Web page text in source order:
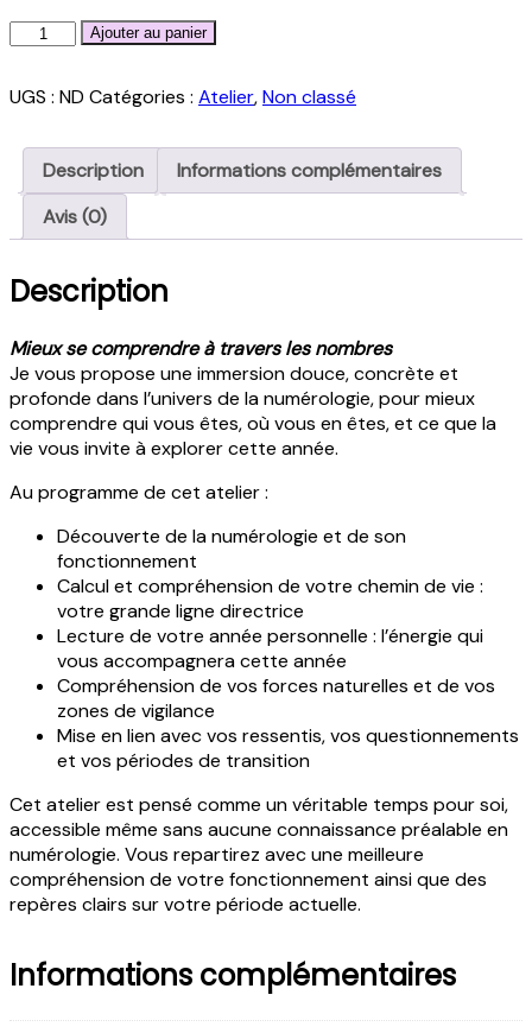
quantité
numérologie
Ajouter au panier
UGS : ND Catégories : Atelier,Non classé
Description
Informations complémentaires
Avis (0)
Description
Mieux se comprendre à travers les nombres
Je vous propose une immersion douce, concrète et
profonde dans l’univers de la numérologie, pour mieux
comprendre qui vous êtes, où vous en êtes, et ce que la
vie vous invite à explorer cette année.
Au programme de cet atelier :
Découverte de la numérologie et de son
fonctionnement
Calcul et compréhension de votre chemin de vie :
votre grande ligne directrice
Lecture de votre année personnelle : l’énergie qui
vous accompagnera cette année
Compréhension de vos forces naturelles et de vos
zones de vigilance
Mise en lien avec vos ressentis, vos questionnements
et vos périodes de transition
Cet atelier est pensé comme un véritable temps pour soi,
accessible même sans aucune connaissance préalable en
numérologie. Vous repartirez avec une meilleure
compréhension de votre fonctionnement ainsi que des
repères clairs sur votre période actuelle.
Informations complémentaires